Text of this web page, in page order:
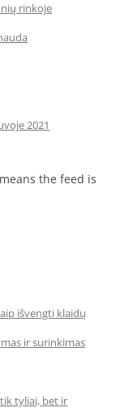
rinkoje
2021
the feed is
išvengti klaidų
ir surinkimas
tyliai, bet ir